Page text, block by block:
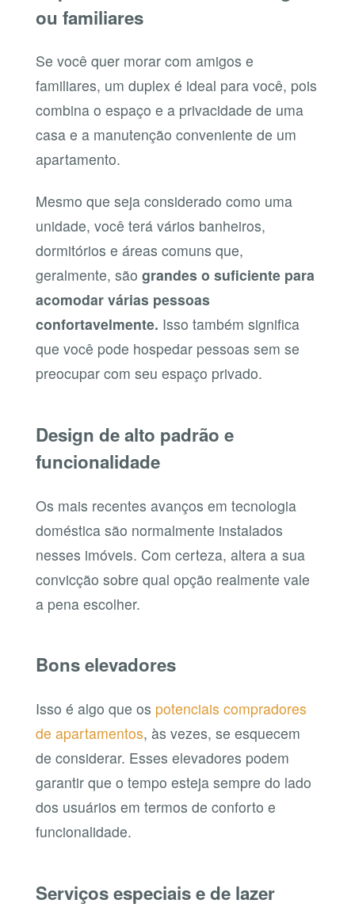
ou familiares
Se você quer morar com amigos e
familiares, um duplex é ideal para você, pois
combina o espaço e a privacidade de uma
casa e a manutenção conveniente de um
apartamento.
Mesmo que seja considerado como uma
unidade, você terá vários banheiros,
dormitórios e áreas comuns que,
geralmente, são grandes o suficiente para
acomodar várias pessoas
confortavelmente. Isso também significa
que você pode hospedar pessoas sem se
preocupar com seu espaço privado.
Design de alto padrão e
funcionalidade
Os mais recentes avanços em tecnologia
doméstica são normalmente instalados
nesses imóveis. Com certeza, altera a sua
convicção sobre qual opção realmente vale
a pena escolher.
Bons elevadores
Isso é algo que os potenciais compradores
de apartamentos, às vezes, se esquecem
de considerar. Esses elevadores podem
garantir que o tempo esteja sempre do lado
dos usuários em termos de conforto e
funcionalidade.
Serviços especiais e de lazer